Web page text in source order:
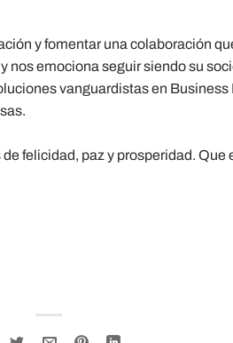
y fomentar una colaboración
emociona seguir siendo su
vanguardistas en
felicidad, paz y prosperidad. Que